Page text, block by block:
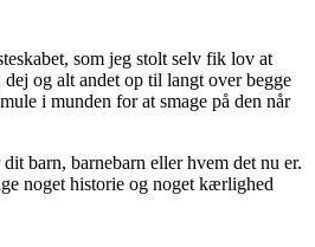
som jeg stolt selv fik lov at
og alt andet op til langt over begge
i munden for at smage på den når
barn, barnebarn eller hvem det nu er.
noget historie og noget kærlighed